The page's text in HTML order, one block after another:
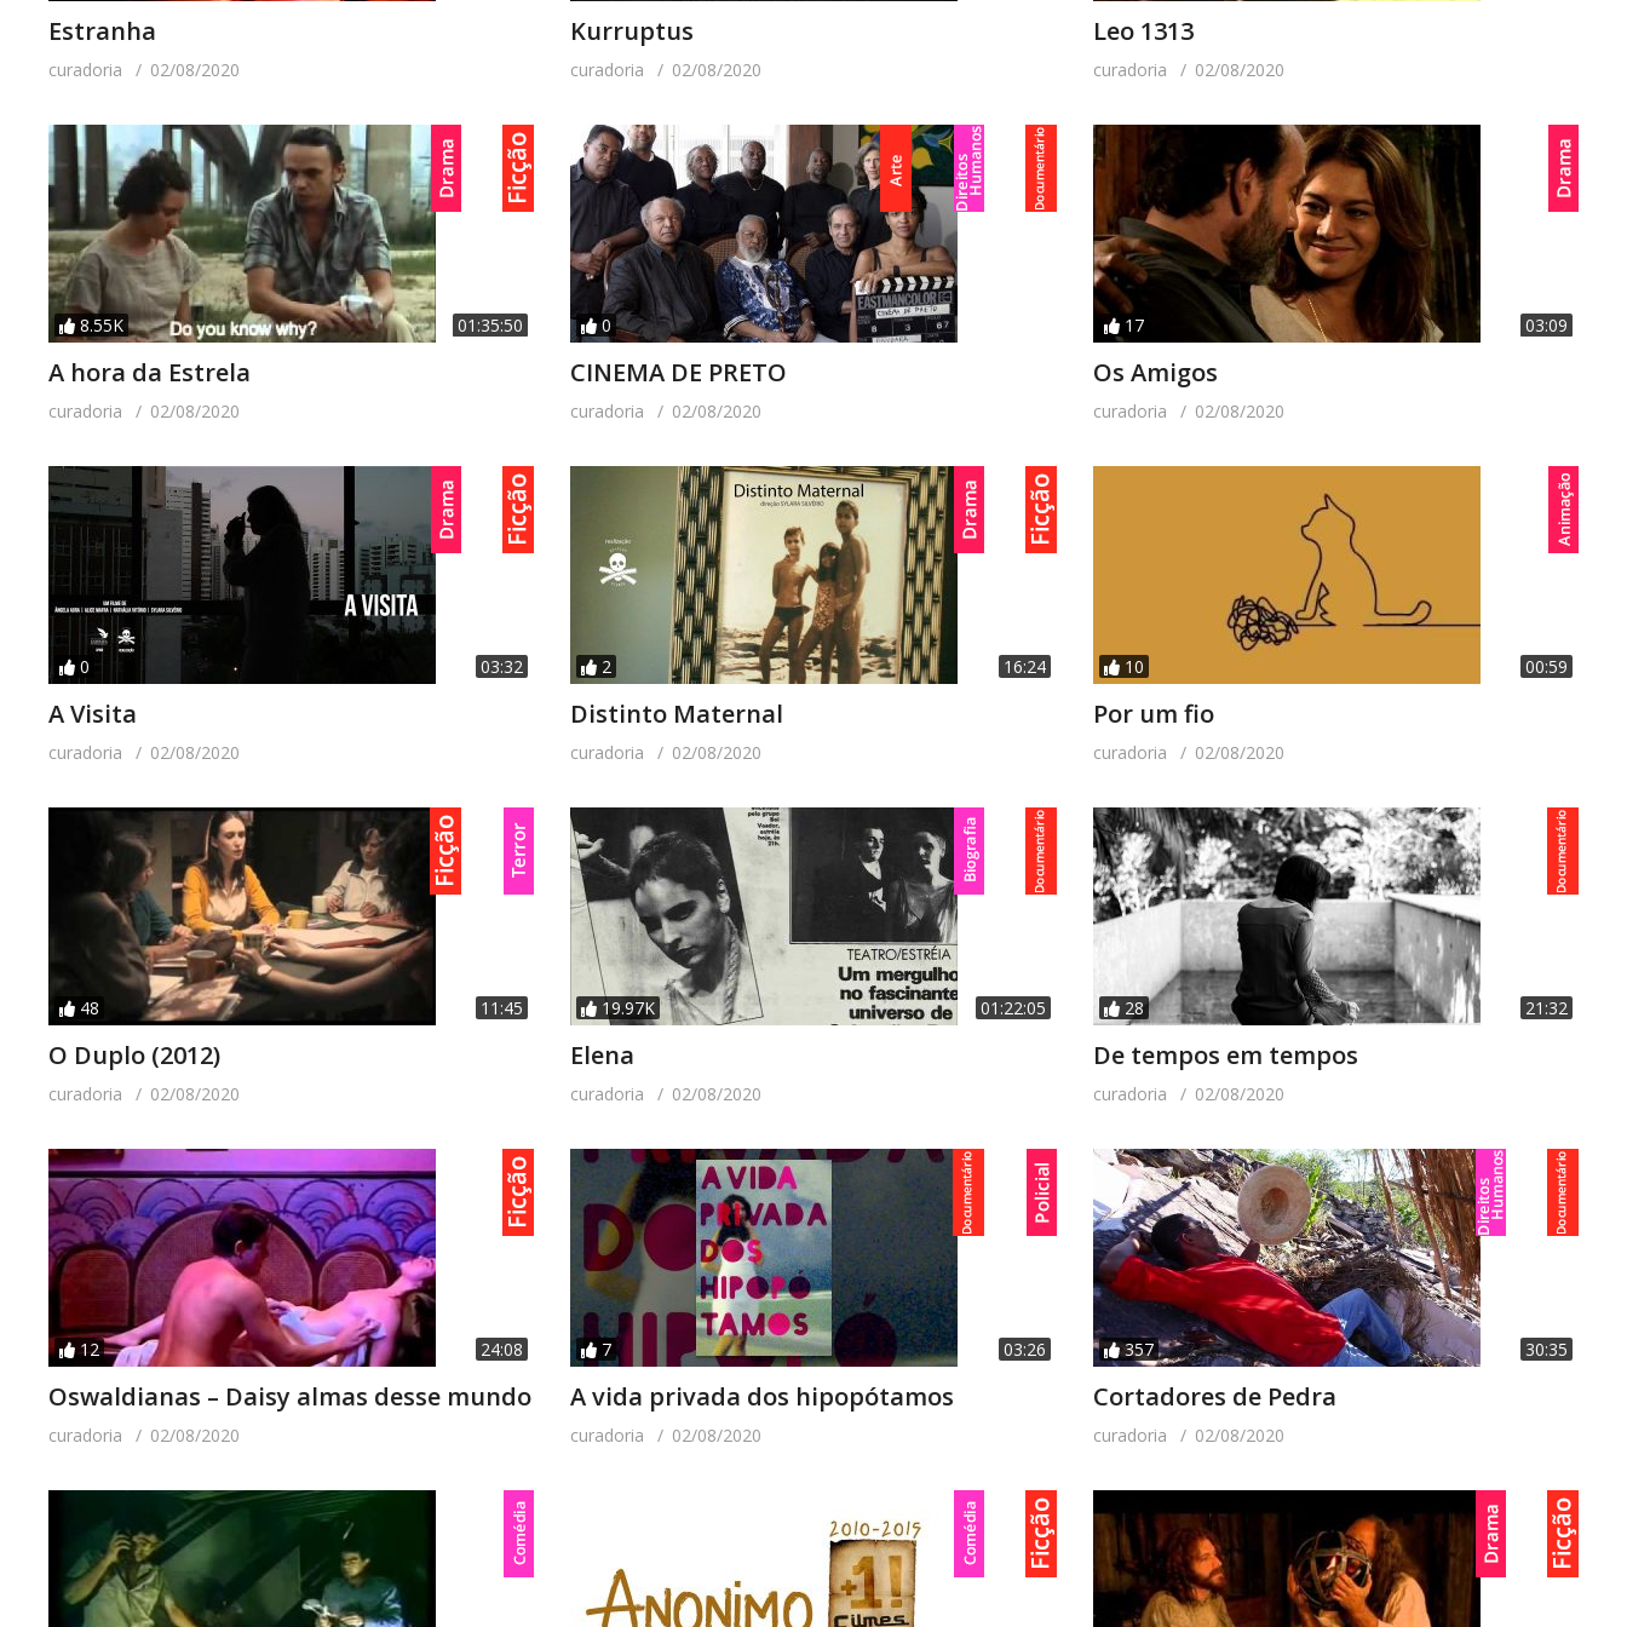
Estranha
curadoria 02/08/2020
Kurruptus
curadoria 02/08/2020
Leo 1313
curadoria 02/08/2020
8.55K 01:35:50
A hora da Estrela
curadoria 02/08/2020
0
CINEMA DE PRETO
curadoria 02/08/2020
17 03:09
Os Amigos
curadoria 02/08/2020
0 03:32
A Visita
curadoria 02/08/2020
2 16:24
Distinto Maternal
curadoria 02/08/2020
10 00:59
Por um fio
curadoria 02/08/2020
48 11:45
O Duplo (2012)
curadoria 02/08/2020
19.97K 01:22:05
Elena
curadoria 02/08/2020
28 21:32
De tempos em tempos
curadoria 02/08/2020
12 24:08
Oswaldianas – Daisy almas desse mundo
curadoria 02/08/2020
7 03:26
A vida privada dos hipopótamos
curadoria 02/08/2020
357 30:35
Cortadores de Pedra
curadoria 02/08/2020